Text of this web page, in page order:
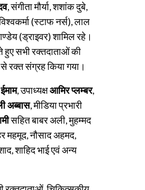
, संगीता मौर्या, शशांक दुबे,
(स्टाफ नर्स), लाल
(ड्राइवर) शामिल रहे।
हुए सभी रक्तदाताओं की
रक्त संग्रह किया गया।
, उपाध्यक्षआमिर प्लम्बर,
अब्बास, मीडिया प्रभारी
सहित बाबर अली, मुहम्मद
महमूद, नौसाद अहमद,
शाहिद भाई एवं अन्य